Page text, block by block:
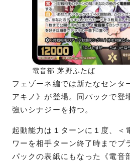
電音部 茅野ふたば
フェゾーネ編では新たなセンタ
アキノ》が登場。同パックで登
強いシナジーを持つ。
起動能力は１ターンに１度、＜
ワーを相手ターン終了時までプ
パックの表紙にもなった《電音